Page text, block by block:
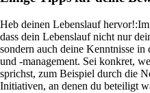
Heb deinen Lebenslauf hervor!:
dass dein Lebenslauf nicht nur
sondern auch deine Kenntnisse
und -management. Sei konkret,
sprichst, zum Beispiel durch die
Initiativen, an denen du beteiligt